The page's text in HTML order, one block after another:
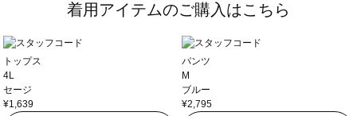
着用アイテムのご購入はこちら
トップス
4L
セージ
¥1,639
パンツ
M
ブルー
¥2,795